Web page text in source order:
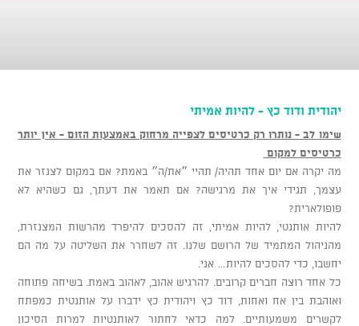
יהודית ודוד כץ - להיות אמיתי
שימו לב - נותרו רק כרטיסים לצפייה מרחוק באמצעות הזום - אין יותר
כרטיסים למקום
מה יקרה אם יום אחד תהיה/ תהיי ״את/ה״ באמת? אם במקום לצנזר את
עצמך, תגידי איך את מרגישה? אם תאמר את דעתך, גם כשהיא לא
פופולארית?
להיות אותנטי, להיות אמיתי, זה להסכים להיפרד מהרשות המצנזרת,
מהניהול המתמיד של הרושם שלנו. זה לשחרר את השליטה על מה הם
יחשבו, כדי להסכים להיות… אני.
כל אחד רוצה חברים קרובים. להרגיש אהוב, לאהוב באמת. בשיחה פתוחה
ואוהבת בין אח ואחות, דוד כץ ויהודית כץ ידברו על אותנטית כמפתח
לקשרים משמעותיים. למה כדאי לחתור לאותנטיות למרות הסיכון